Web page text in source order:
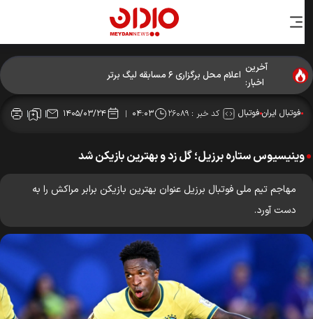
آخرین
اخبار:
اعلام محل برگزاری ۶ مسابقه لیگ برتر
فوتبال ایرانفوتبال کد خبر : ۲۶۰۸۹ ۰۴:۰۳ ۱۴۰۵/۰۳/۲۴
وینیسیوس ستاره برزیل؛ گل زد و بهترین بازیکن شد
مهاجم تیم ملی فوتبال برزیل عنوان بهترین بازیکن برابر مراکش را به
دست آورد.